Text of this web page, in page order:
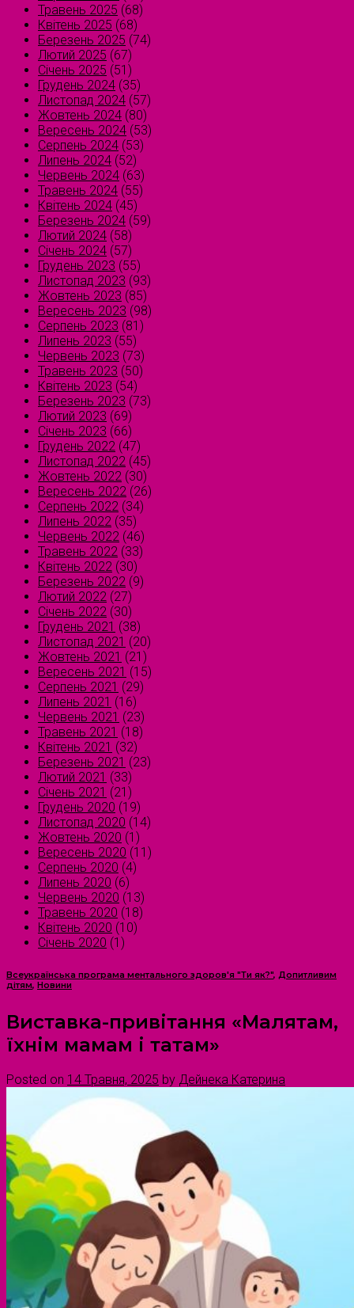
Травень 2025 (68)
Квітень 2025 (68)
Березень 2025 (74)
Лютий 2025 (67)
Січень 2025 (51)
Грудень 2024 (35)
Листопад 2024 (57)
Жовтень 2024 (80)
Вересень 2024 (53)
Серпень 2024 (53)
Липень 2024 (52)
Червень 2024 (63)
Травень 2024 (55)
Квітень 2024 (45)
Березень 2024 (59)
Лютий 2024 (58)
Січень 2024 (57)
Грудень 2023 (55)
Листопад 2023 (93)
Жовтень 2023 (85)
Вересень 2023 (98)
Серпень 2023 (81)
Липень 2023 (55)
Червень 2023 (73)
Травень 2023 (50)
Квітень 2023 (54)
Березень 2023 (73)
Лютий 2023 (69)
Січень 2023 (66)
Грудень 2022 (47)
Листопад 2022 (45)
Жовтень 2022 (30)
Вересень 2022 (26)
Серпень 2022 (34)
Липень 2022 (35)
Червень 2022 (46)
Травень 2022 (33)
Квітень 2022 (30)
Березень 2022 (9)
Лютий 2022 (27)
Січень 2022 (30)
Грудень 2021 (38)
Листопад 2021 (20)
Жовтень 2021 (21)
Вересень 2021 (15)
Серпень 2021 (29)
Липень 2021 (16)
Червень 2021 (23)
Травень 2021 (18)
Квітень 2021 (32)
Березень 2021 (23)
Лютий 2021 (33)
Січень 2021 (21)
Грудень 2020 (19)
Листопад 2020 (14)
Жовтень 2020 (1)
Вересень 2020 (11)
Серпень 2020 (4)
Липень 2020 (6)
Червень 2020 (13)
Травень 2020 (18)
Квітень 2020 (10)
Січень 2020 (1)
Всеукраїнська програма ментального здоров'я "Ти як?", Допитливим
дітям, Новини
Виставка-привітання «Малятам,
їхнім мамам і татам»
Posted on 14 Травня, 2025 by Дейнека Катерина